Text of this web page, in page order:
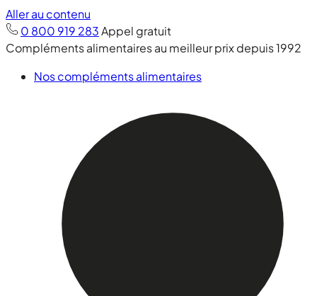
Aller au contenu
0 800 919 283Appel gratuit
Compléments alimentaires au meilleur prix depuis 1992
Nos compléments alimentaires